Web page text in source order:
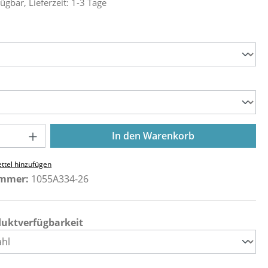
Anzahl: Gib den gewünschten Wert
In den Warenkorb
hinzufügen
1055A334-26